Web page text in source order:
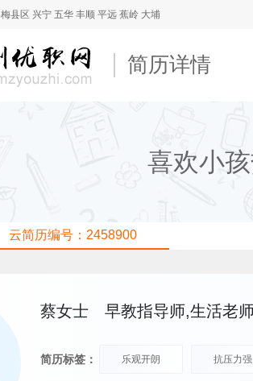
梅县区 兴宁 五华 丰顺 平远 蕉岭 大埔
简历详情
喜欢小
云简历编号：2458900
蔡女士 早教指导师,生活老
简历标签： 乐观开朗 抗压力强